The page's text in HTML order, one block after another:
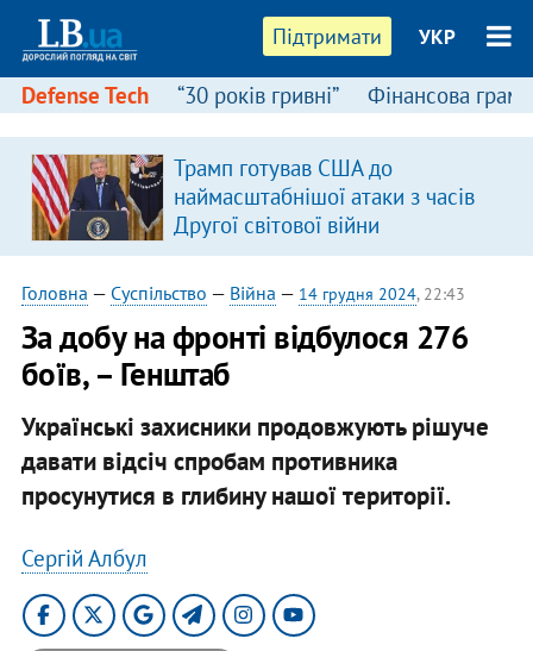
Підтримати УКР
Defense Tech “30 років гривні” Фінансова
Трамп готував США до
наймасштабнішої атаки з часів
Другої світової війни
Головна — Суспільство — Війна — 14 грудня 2024, 22:43
За добу на фронті відбулося 276
боїв, – Генштаб
Українські захисники продовжують рішуче
давати відсіч спробам противника
просунутися в глибину нашої території.
Сергій Албул